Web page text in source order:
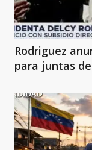
Rodriguez
para juntas